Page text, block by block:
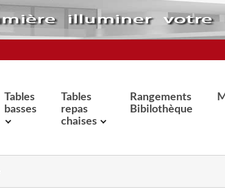
Tables
basses
Tables
repas
chaises
Rangements
Bibilothèque